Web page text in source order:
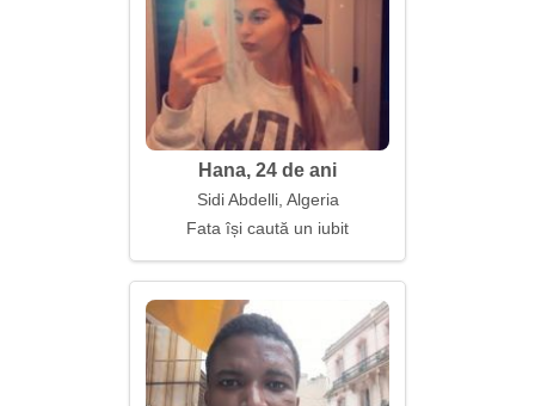
Hana, 24 de ani
Sidi Abdelli, Algeria
Fata își caută un iubit